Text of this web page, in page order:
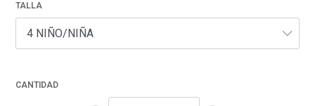
TALLA
CANTIDAD